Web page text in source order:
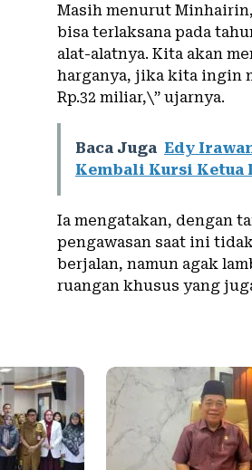
Masih menurut
bisa terlaksana pada
alat-alatnya. Kita akan
harganya, jika kita ingin
Rp.32 miliar,\” ujarnya.
Baca Juga Edy
Kembali Kursi Ketua
Ia mengatakan, dengan
pengawasan saat ini
berjalan, namun agak
ruangan khusus yang